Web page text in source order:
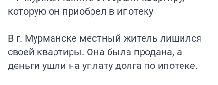
В г. Мурманске местный житель лишился
своей квартиры. Она была продана, а
деньги ушли на уплату долга по ипотеке.